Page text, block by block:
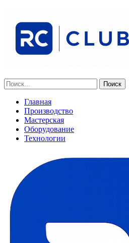
Главная
Производство
Мастерская
Оборудование
Технологии